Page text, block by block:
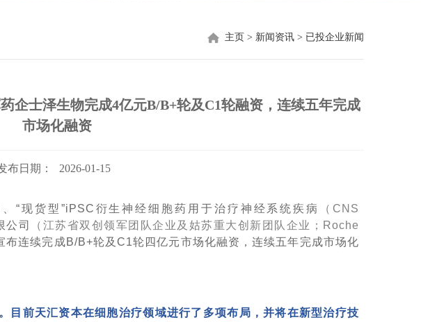
主页 > 新闻资讯 > 已投企业新闻
企士泽生物完成4亿元B/B+轮及C1轮融资，连续五年完成
市场化融资
布日期： 2026-01-15
“现货型”iPSC衍生神经细胞药用于治疗神经系统疾病
（CNS
公司
（江苏省双创领军团队企业及姑苏重大创新团队企业；Roche
布连续完成B/B+轮及C1轮四亿元市场化融资，连续五年完成市场化
目前天汇资本在细胞治疗领域进行了多项布局，并将在新型治疗技